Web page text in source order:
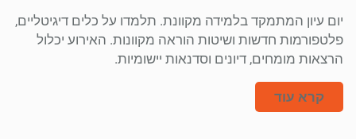
יום עיון המתמקד בלמידה מקוונת. תלמדו על כלים דיגיטליים,
פלטפורמות חדשות ושיטות הוראה מקוונות. האירוע יכלול
הרצאות מומחים, דיונים וסדנאות יישומיות.
קרא עוד